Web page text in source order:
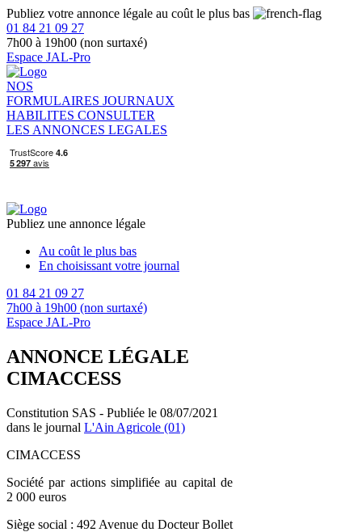
Publiez votre annonce légale au coût le plus bas
01 84 21 09 27
7h00 à 19h00 (non surtaxé)
Espace JAL-Pro
NOS
FORMULAIRES JOURNAUX
HABILITES CONSULTER
LES ANNONCES LEGALES
Publiez une annonce légale
Au coût le plus bas
En choisissant votre journal
01 84 21 09 27
7h00 à 19h00 (non surtaxé)
Espace JAL-Pro
ANNONCE LÉGALE
CIMACCESS
Constitution SAS - Publiée le 08/07/2021
dans le journal L'Ain Agricole (01)
CIMACCESS
Société par actions simplifiée au capital de
2 000 euros
Siège social : 492 Avenue du Docteur Bollet